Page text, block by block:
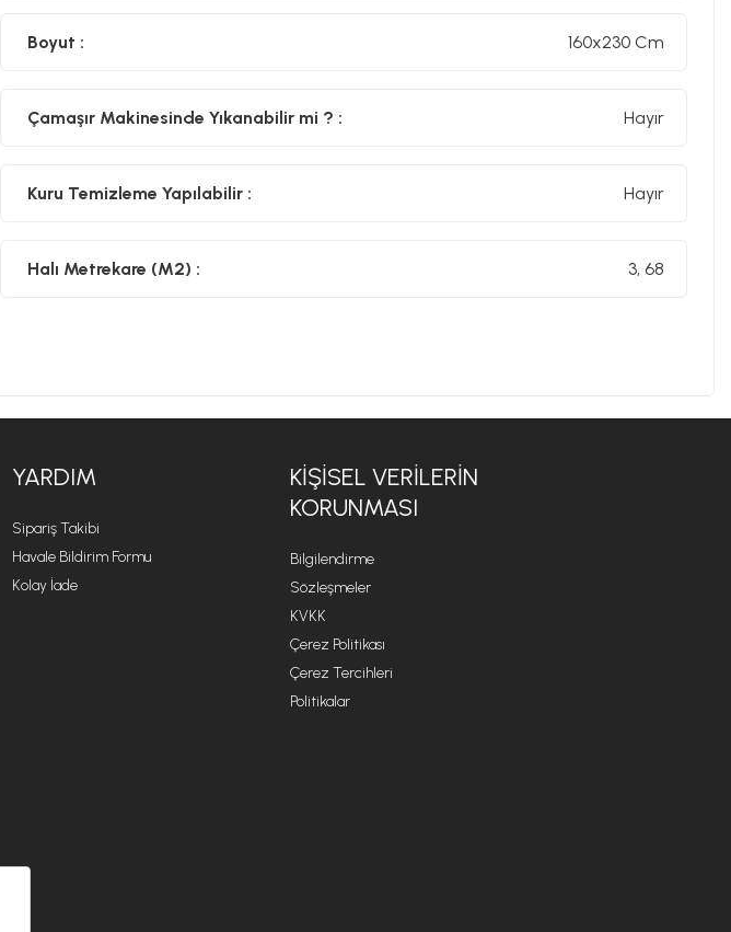
Boyut : 160x230 Cm
Çamaşır Makinesinde Yıkanabilir mi ? : Hayır
Kuru Temizleme Yapılabilir : Hayır
Halı Metrekare (M2) : 3, 68
YARDIM
Sipariş Takibi
Havale Bildirim Formu
Kolay İade
KİŞİSEL VERİLERİN
KORUNMASI
Bilgilendirme
Sözleşmeler
KVKK
Çerez Politikası
Çerez Tercihleri
Politikalar